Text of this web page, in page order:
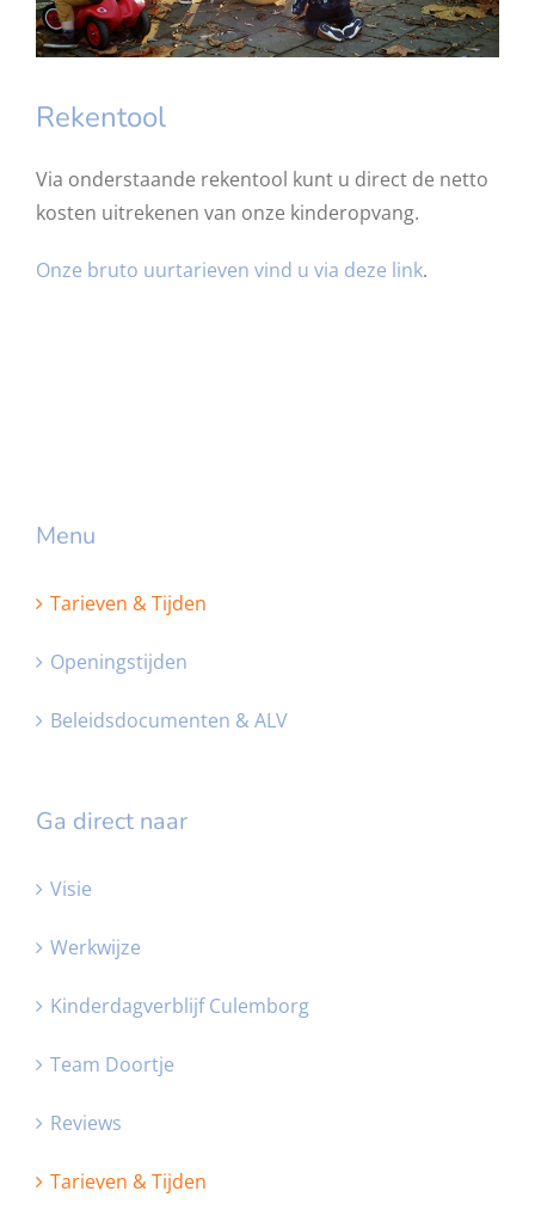
Rekentool
Via onderstaande rekentool kunt u direct de netto
kosten uitrekenen van onze kinderopvang.
Onze bruto uurtarieven vind u via deze link.
Menu
Tarieven & Tijden
Openingstijden
Beleidsdocumenten & ALV
Ga direct naar
Visie
Werkwijze
Kinderdagverblijf Culemborg
Team Doortje
Reviews
Tarieven & Tijden